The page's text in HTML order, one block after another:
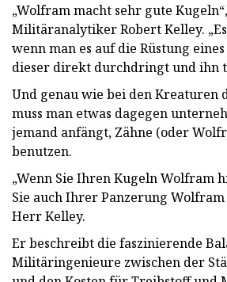
„Wolfram macht sehr gute
Militäranalytiker Robert Kelley. „Es
wenn man es auf die Rüstung
dieser direkt durchdringt und ihn
Und genau wie bei den Kreaturen
muss man etwas dagegen
jemand anfängt, Zähne (oder
benutzen.
„Wenn Sie Ihren Kugeln Wolfram
Sie auch Ihrer Panzerung
Herr Kelley.
Er beschreibt die faszinierende
Militäringenieure zwischen der